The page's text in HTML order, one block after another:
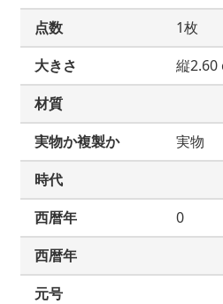
点数
1枚
大きさ
縦2.60
材質
実物か複製か
実物
時代
西暦年
0
西暦年
元号